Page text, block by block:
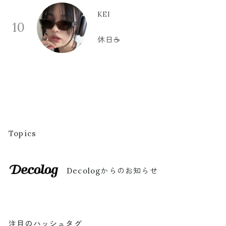
10
KEI
休日☕️
Topics
Decologからのお知らせ
注目のハッシュタグ